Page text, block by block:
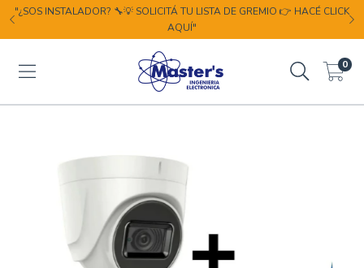
"¿SOS INSTALADOR? 🔧💡 SOLICITÁ TU LISTA DE GREMIO 👉 HACÉ CLICK
AQUÍ"
0